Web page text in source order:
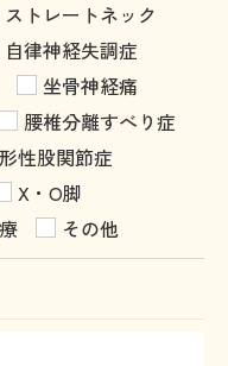
ストレートネック
自律神経失調症
坐骨神経痛
腰椎分離すべり症
性股関節症
X・O脚
その他